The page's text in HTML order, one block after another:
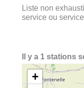
Liste non
service ou
Il y a 1 stations
+